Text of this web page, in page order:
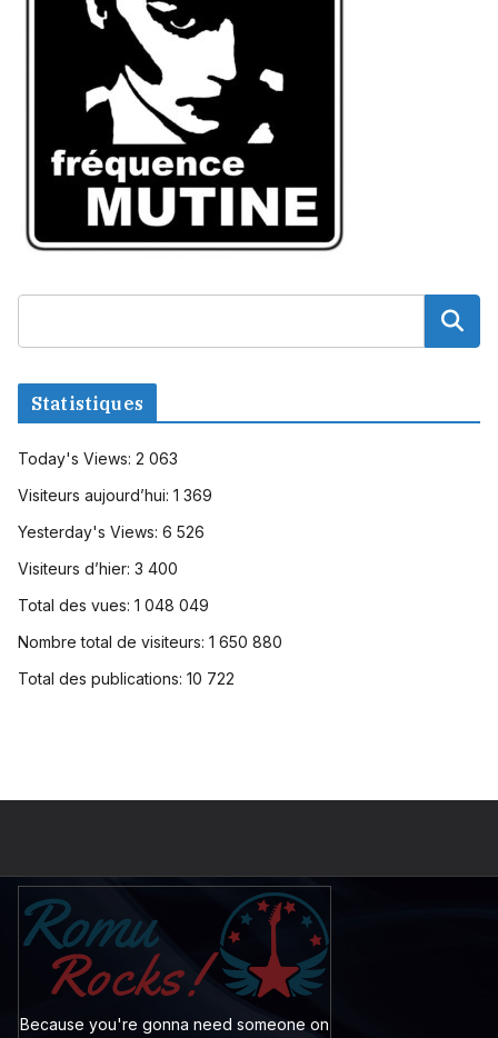
Statistiques
Today's Views: 2 063
Visiteurs aujourd’hui: 1 369
Yesterday's Views: 6 526
Visiteurs d’hier: 3 400
Total des vues: 1 048 049
Nombre total de visiteurs: 1 650 880
Total des publications: 10 722
Because you're gonna need someone on